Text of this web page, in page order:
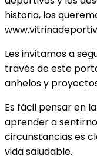
historia, los
Les invitamos a
través de este
anhelos y
Es fácil pensar en
aprender a
circunstancias es
vida saludable.